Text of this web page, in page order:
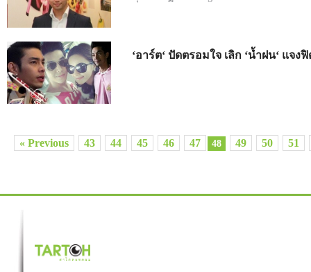
‘อาร์ต‘ ปัดตรอมใจ เลิก ‘น้ำฝน‘ แจง
« Previous 43 44 45 46 47 48 49 50 51